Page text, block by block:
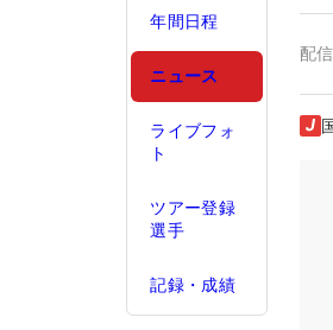
年間日程
ニュース
ライブフォ
ト
ツアー登録
選手
記録・成績
配